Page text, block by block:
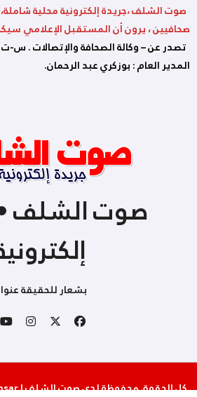
صوت الشلف ،جريدة إلكترونية محلية
صحافيين ، يرون أن المستقبل الإعلامي
المدير العام : بوزكري عبد الرحمان.
صوت الشلف
بشعار للحقيقة
كل الحقوق محفوظة لدى صوت الشلف|